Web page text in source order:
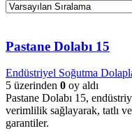
Pastane Dolabı 15
Endüstriyel Soğutma
5 üzerinden 0 oy aldı
Pastane Dolabı 15,
verimlilik sağlayarak, tatlı ve
garantiler.